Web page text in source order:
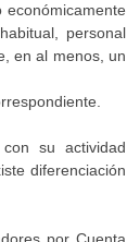
económicamente
personal
en al menos, un
su actividad
diferenciación